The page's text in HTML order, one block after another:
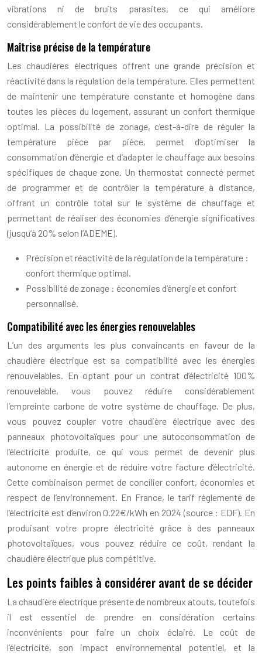
vibrations ni de bruits parasites, ce qui améliore
considérablement le confort de vie des occupants.
Maîtrise précise de la température
Les chaudières électriques offrent une grande précision et
réactivité dans la régulation de la température. Elles permettent
de maintenir une température constante et homogène dans
toutes les pièces du logement, assurant un confort thermique
optimal. La possibilité de zonage, c’est-à-dire de réguler la
température pièce par pièce, permet d’optimiser la
consommation d’énergie et d’adapter le chauffage aux besoins
spécifiques de chaque zone. Un thermostat connecté permet
de programmer et de contrôler la température à distance,
offrant un contrôle total sur le système de chauffage et
permettant de réaliser des économies d’énergie significatives
(jusqu’à 20% selon l’ADEME).
Précision et réactivité de la régulation de la température :
confort thermique optimal.
Possibilité de zonage : économies d’énergie et confort
personnalisé.
Compatibilité avec les énergies renouvelables
L’un des arguments les plus convaincants en faveur de la
chaudière électrique est sa compatibilité avec les énergies
renouvelables. En optant pour un contrat d’électricité 100%
renouvelable, vous pouvez réduire considérablement
l’empreinte carbone de votre système de chauffage. De plus,
vous pouvez coupler votre chaudière électrique avec des
panneaux photovoltaïques pour une autoconsommation de
l’électricité produite, ce qui vous permet de devenir plus
autonome en énergie et de réduire votre facture d’électricité.
Cette combinaison permet de concilier confort, économies et
respect de l’environnement. En France, le tarif réglementé de
l’électricité est d’environ 0.22€/kWh en 2024 (source : EDF). En
produisant votre propre électricité grâce à des panneaux
photovoltaïques, vous pouvez réduire ce coût, rendant la
chaudière électrique plus compétitive.
Les points faibles à considérer avant de se décider
La chaudière électrique présente de nombreux atouts, toutefois
il est essentiel de prendre en considération certains
inconvénients pour faire un choix éclairé. Le coût de
l’électricité, son impact environnemental potentiel, et la